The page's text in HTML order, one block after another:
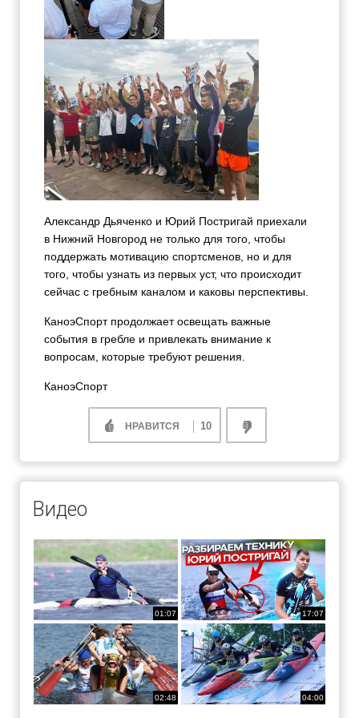
Александр Дьяченко и Юрий Постригай приехали
в Нижний Новгород не только для того, чтобы
поддержать мотивацию спортсменов, но и для
того, чтобы узнать из первых уст, что происходит
сейчас с гребным каналом и каковы перспективы.
КаноэСпорт продолжает освещать важные
события в гребле и привлекать внимание к
вопросам, которые требуют решения.
КаноэСпорт
НРАВИТСЯ 10
Видео
01:07 17:07
02:48 04:00